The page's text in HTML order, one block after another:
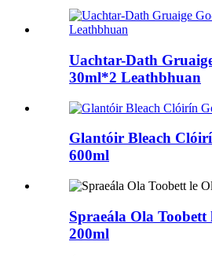
Uachtar-Dath
30ml*2 Leathbhuan
Glantóir Bleach
600ml
Spraeála Ola Toobett
200ml